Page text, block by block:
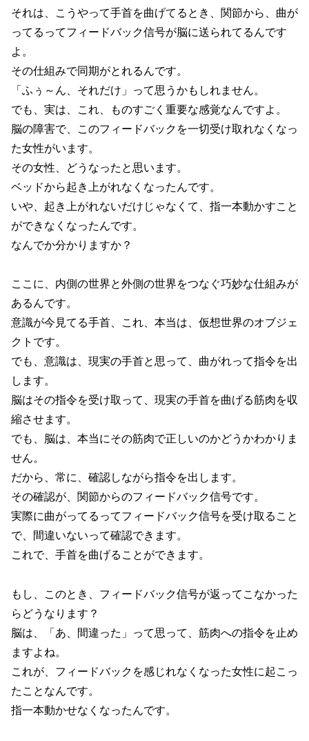
それは、こうやって手首を曲げてるとき、関節から、曲が
ってるってフィードバック信号が脳に送られてるんです
よ。
その仕組みで同期がとれるんです。
「ふぅ～ん、それだけ」って思うかもしれません。
でも、実は、これ、ものすごく重要な感覚なんですよ。
脳の障害で、このフィードバックを一切受け取れなくなっ
た女性がいます。
その女性、どうなったと思います。
ベッドから起き上がれなくなったんです。
いや、起き上がれないだけじゃなくて、指一本動かすこと
ができなくなったんです。
なんでか分かりますか？
ここに、内側の世界と外側の世界をつなぐ巧妙な仕組みが
あるんです。
意識が今見てる手首、これ、本当は、仮想世界のオブジェ
クトです。
でも、意識は、現実の手首と思って、曲がれって指令を出
します。
脳はその指令を受け取って、現実の手首を曲げる筋肉を収
縮させます。
でも、脳は、本当にその筋肉で正しいのかどうかわかりま
せん。
だから、常に、確認しながら指令を出します。
その確認が、関節からのフィードバック信号です。
実際に曲がってるってフィードバック信号を受け取ること
で、間違いないって確認できます。
これで、手首を曲げることができます。
もし、このとき、フィードバック信号が返ってこなかった
らどうなります？
脳は、「あ、間違った」って思って、筋肉への指令を止め
ますよね。
これが、フィードバックを感じれなくなった女性に起こっ
たことなんです。
指一本動かせなくなったんです。